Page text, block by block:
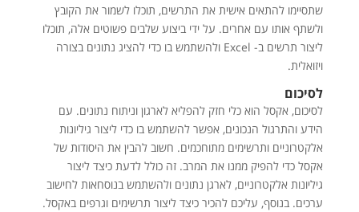
שתסיימו להתאים אישית את התרשים, תוכלו לשמור את הקובץ
ולשתף אותו עם אחרים. על ידי ביצוע שלבים פשוטים אלה, תוכלו
ליצור תרשים ב- Excel ולהשתמש בו כדי להציג נתונים בצורה
ויזואלית.
לסיכום
לסיכום, אקסל הוא כלי חזק להפליא לארגון וניתוח נתונים. עם
הידע והתרגול הנכונים, אפשר להשתמש בו כדי ליצור גיליונות
אלקטרוניים ותרשימים מתוחכמים. חשוב להבין את היסודות של
אקסל כדי להפיק ממנו את המרב. זה כולל לדעת כיצד ליצור
גיליונות אלקטרוניים, לארגן נתונים ולהשתמש בנוסחאות לחישוב
ערכים. בנוסף, עליכם להכיר כיצד ליצור תרשימים וגרפים באקסל.